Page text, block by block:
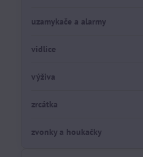
uzamykače a alarmy
vidlice
výživa
zrcátka
zvonky a houkačky